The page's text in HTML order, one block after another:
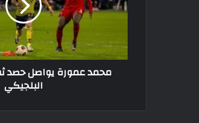
ثماره
البلجيكي
محمد عمورة يواصل حصد
البلجيكي